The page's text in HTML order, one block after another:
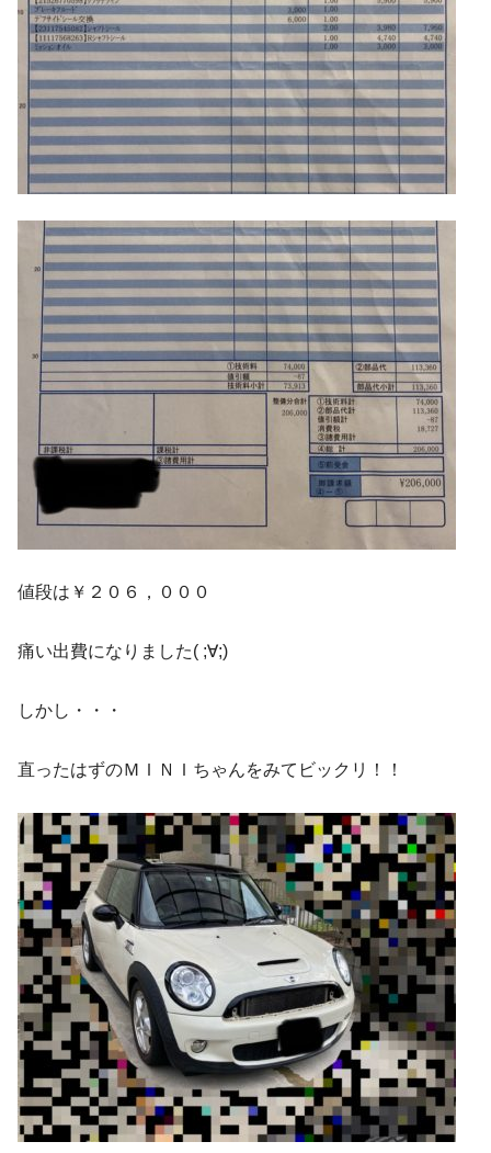
値段は￥２０６，０００
痛い出費になりました( ;∀;)
しかし・・・
直ったはずのＭＩＮＩちゃんをみてビックリ！！